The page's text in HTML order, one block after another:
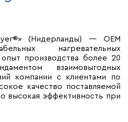
(Нидерланды) — ОЕМ
нагревательных
производства более 20
взаимовыгодных
компании с клиентами по
качество поставляемой
высокая эффективность при